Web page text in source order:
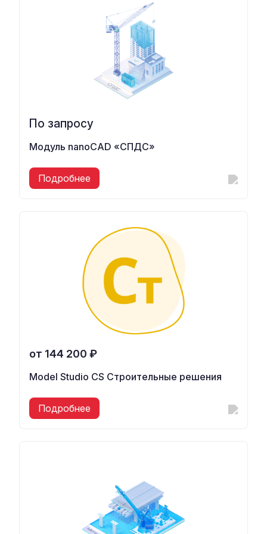
По запросу
Модуль nanoCAD «СПДС»
Подробнее
от 144 200 ₽
Model Studio CS Строительные решения
Подробнее